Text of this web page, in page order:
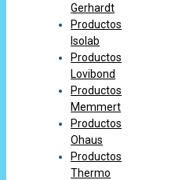
Gerhardt
Productos
Isolab
Productos
Lovibond
Productos
Memmert
Productos
Ohaus
Productos
Thermo